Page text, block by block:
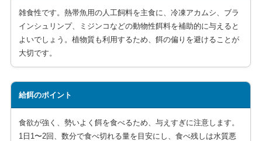
雑食性です。熱帯魚用の人工飼料を主食に、冷凍アカムシ、ブラ
インシュリンプ、ミジンコなどの動物性餌料を補助的に与えると
よいでしょう。植物質も利用するため、餌の偏りを避けることが
大切です。
給餌のポイント
食欲が強く、勢いよく餌を食べるため、与えすぎに注意します。
1日1〜2回、数分で食べ切れる量を目安にし、食べ残しは水質悪